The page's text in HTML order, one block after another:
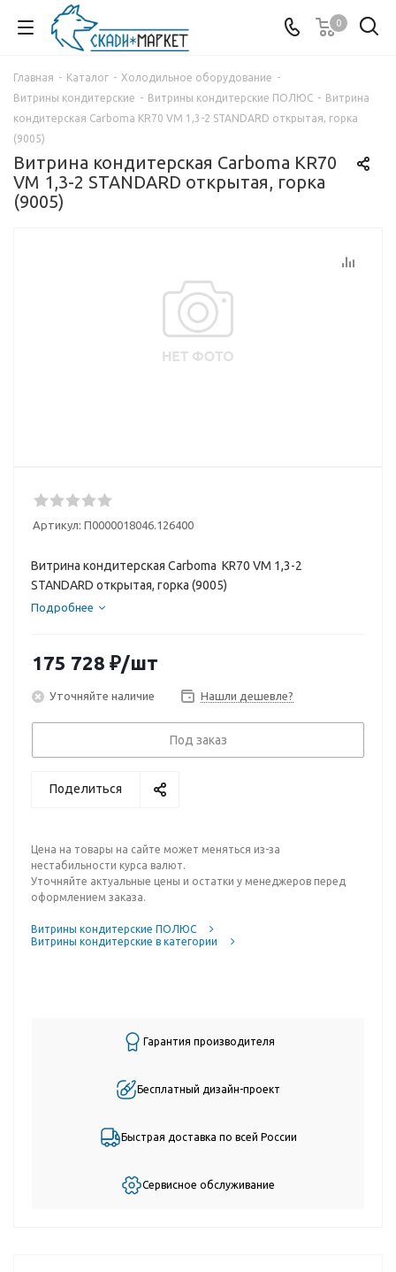
0
Главная - Каталог - Холодильное оборудование -
Витрины кондитерские - Витрины кондитерские ПОЛЮС - Витрина
кондитерская Carboma KR70 VM 1,3-2 STANDARD открытая, горка
(9005)
Витрина кондитерская Carboma KR70
VM 1,3-2 STANDARD открытая, горка
(9005)
Артикул: П0000018046.126400
Витрина кондитерская Carboma KR70 VM 1,3-2
STANDARD открытая, горка (9005)
Подробнее
175 728 ₽/шт
Уточняйте наличие Нашли дешевле?
Под заказ
Поделиться
Цена на товары на сайте может меняться из-за
нестабильности курса валют.
Уточняйте актуальные цены и остатки у менеджеров перед
оформлением заказа.
Витрины кондитерские ПОЛЮС
Витрины кондитерские в категории
Гарантия производителя
Бесплатный дизайн-проект
Быстрая доставка по всей России
Сервисное обслуживание